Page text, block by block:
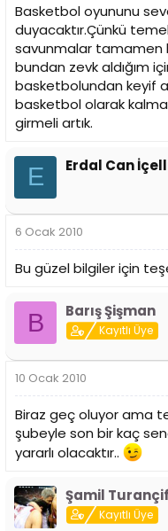
Basketbol oyununu
duyacaktır.Çünkü
savunmalar tamamen
bundan zevk aldığım
basketbolundan keyif
basketbol olarak
girmeli artık.
E Erdal Can
6 Ocak 2010
Bu güzel bilgiler için
B Barış Şişman
Kayıtlı Üye
10 Ocak 2010
Biraz geç oluyor ama
şubeyle son bir kaç
yararlı olacaktır..
Şamil
Kayıtlı Üye